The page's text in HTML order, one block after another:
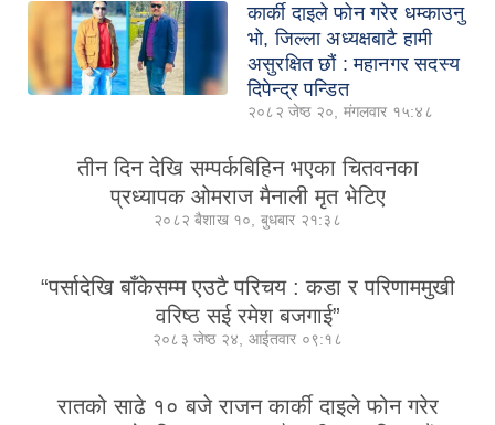
कार्की दाइले फोन गरेर धम्काउनु
भो, जिल्ला अध्यक्षबाटै हामी
असुरक्षित छौं : महानगर सदस्य
दिपेन्द्र पन्डित
२०८२ जेष्ठ २०, मंगलवार १५:४८
तीन दिन देखि सम्पर्कबिहिन भएका चितवनका
प्रध्यापक ओमराज मैनाली मृत भेटिए
२०८२ बैशाख १०, बुधबार २१:३८
“पर्सादेखि बाँकेसम्म एउटै परिचय : कडा र परिणाममुखी
वरिष्ठ सई रमेश बजगाई”
२०८३ जेष्ठ २४, आईतवार ०९:१८
रातको साढे १० बजे राजन कार्की दाइले फोन गरेर